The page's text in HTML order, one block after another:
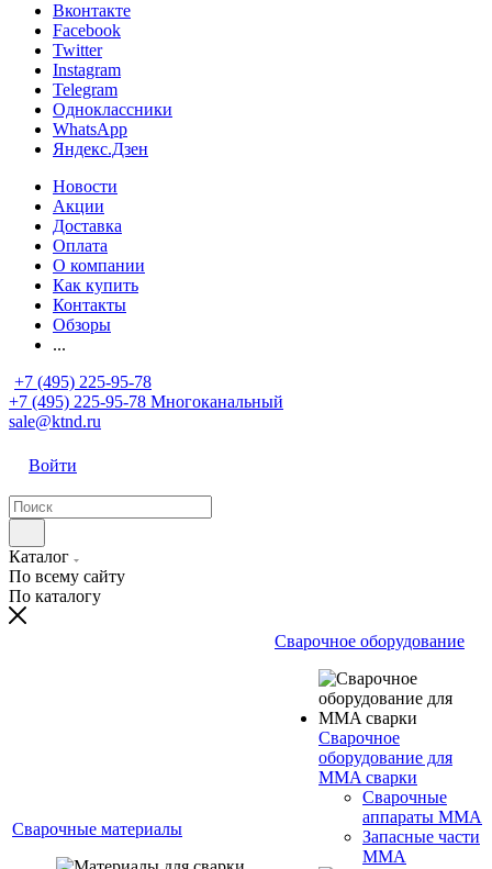
Вконтакте
Facebook
Twitter
Instagram
Telegram
Одноклассники
WhatsApp
Яндекс.Дзен
Новости
Акции
Доставка
Оплата
О компании
Как купить
Контакты
Обзоры
...
+7 (495) 225-95-78
+7 (495) 225-95-78 Многоканальный
sale@ktnd.ru
Войти
Каталог
По всему сайту
По каталогу
Сварочные материалы
Сварочное оборудование
Сварочное
оборудование для
MMA сварки
Сварочные
аппараты MMA
Запасные части
MMA